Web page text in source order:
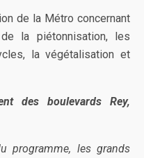
de la Métro concernant
la piétonnisation, les
la végétalisation et
des boulevards Rey,
programme, les grands